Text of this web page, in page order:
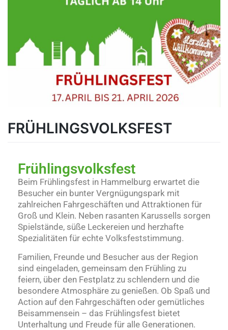
FRÜHLINGSVOLKSFEST
Frühlingsvolksfest
Beim Frühlingsfest in Hammelburg erwartet die
Besucher ein bunter Vergnügungspark mit
zahlreichen Fahrgeschäften und Attraktionen für
Groß und Klein. Neben rasanten Karussells sorgen
Spielstände, süße Leckereien und herzhafte
Spezialitäten für echte Volksfeststimmung.
Familien, Freunde und Besucher aus der Region
sind eingeladen, gemeinsam den Frühling zu
feiern, über den Festplatz zu schlendern und die
besondere Atmosphäre zu genießen. Ob Spaß und
Action auf den Fahrgeschäften oder gemütliches
Beisammensein – das Frühlingsfest bietet
Unterhaltung und Freude für alle Generationen.